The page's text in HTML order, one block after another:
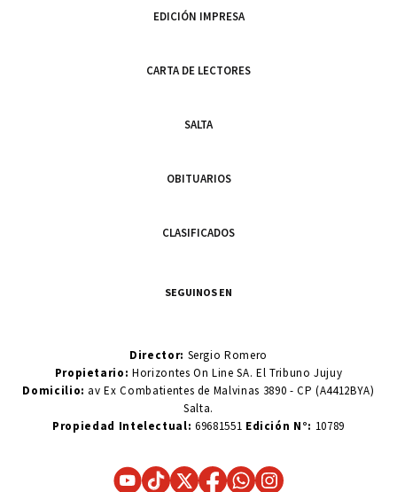
EDICIÓN IMPRESA
CARTA DE LECTORES
SALTA
OBITUARIOS
CLASIFICADOS
SEGUINOS EN
Director: Sergio Romero
Propietario:Horizontes On Line SA. El Tribuno Jujuy
Domicilio: av Ex Combatientes de Malvinas 3890 - CP (A4412BYA)
Salta.
Propiedad Intelectual: 69681551 Edición N°: 10789